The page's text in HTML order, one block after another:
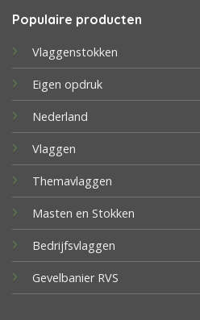
Populaire producten
Vlaggenstokken
Eigen opdruk
Nederland
Vlaggen
Themavlaggen
Masten en Stokken
Bedrijfsvlaggen
Gevelbanier RVS